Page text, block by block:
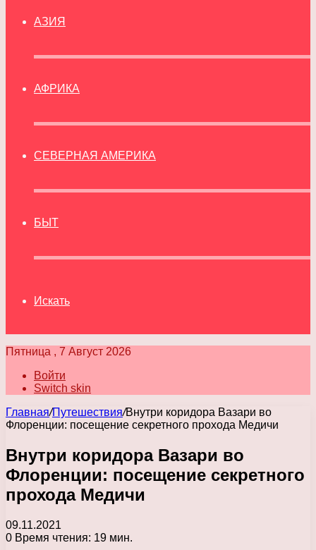
АЗИЯ
АФРИКА
СЕВЕРНАЯ АМЕРИКА
БЫТ
Искать
Пятница , 7 Август 2026
Войти
Switch skin
Главная/Путешествия/Внутри коридора Вазари во
Флоренции: посещение секретного прохода Медичи
Внутри коридора Вазари во
Флоренции: посещение секретного
прохода Медичи
09.11.2021
0 Время чтения: 19 мин.